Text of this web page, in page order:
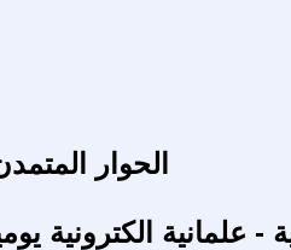
الحوار
- علمانية الكترونية